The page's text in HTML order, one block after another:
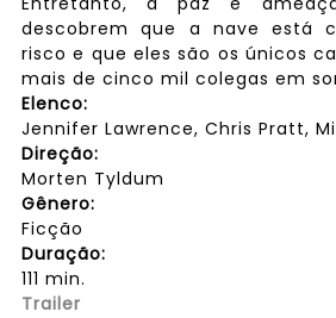
descobrem que a nave está
risco e que eles são os únicos
mais de cinco mil colegas em
Elenco:
Jennifer Lawrence, Chris Pratt,
Direção:
Morten Tyldum
Gênero:
Ficção
Duração:
111 min.
Trailer